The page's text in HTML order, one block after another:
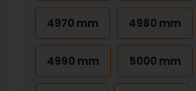
4970 mm 4980 mm
4990 mm 5000 mm